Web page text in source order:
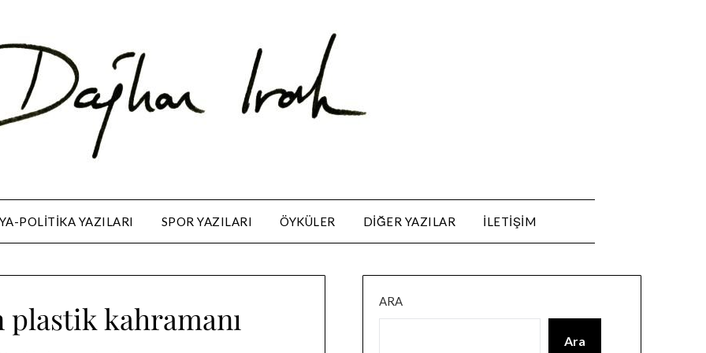
POLITIKA YAZILARI SPOR YAZILARI ÖYKÜLER DIĞER YAZILAR ILETIŞIM
plastik kahramanı ARA
Ara